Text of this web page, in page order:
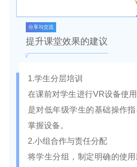
分享与交流
提升课堂效果的建议
1.学生分层培训
在课前对学生进行VR设备使
是对低年级学生的基础操作
掌握设备。
2.小组合作与责任分配
将学生分组，制定明确的使